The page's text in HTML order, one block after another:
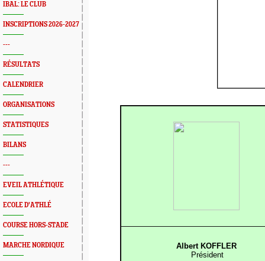
IBAL: LE CLUB
INSCRIPTIONS 2026-2027
---
RÉSULTATS
CALENDRIER
ORGANISATIONS
STATISTIQUES
BILANS
---
EVEIL ATHLÉTIQUE
ECOLE D'ATHLÉ
COURSE HORS-STADE
MARCHE NORDIQUE
Albert KOFFLER
Président